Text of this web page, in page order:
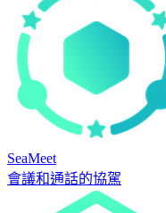
SeaMeet
會議和通話的協駕